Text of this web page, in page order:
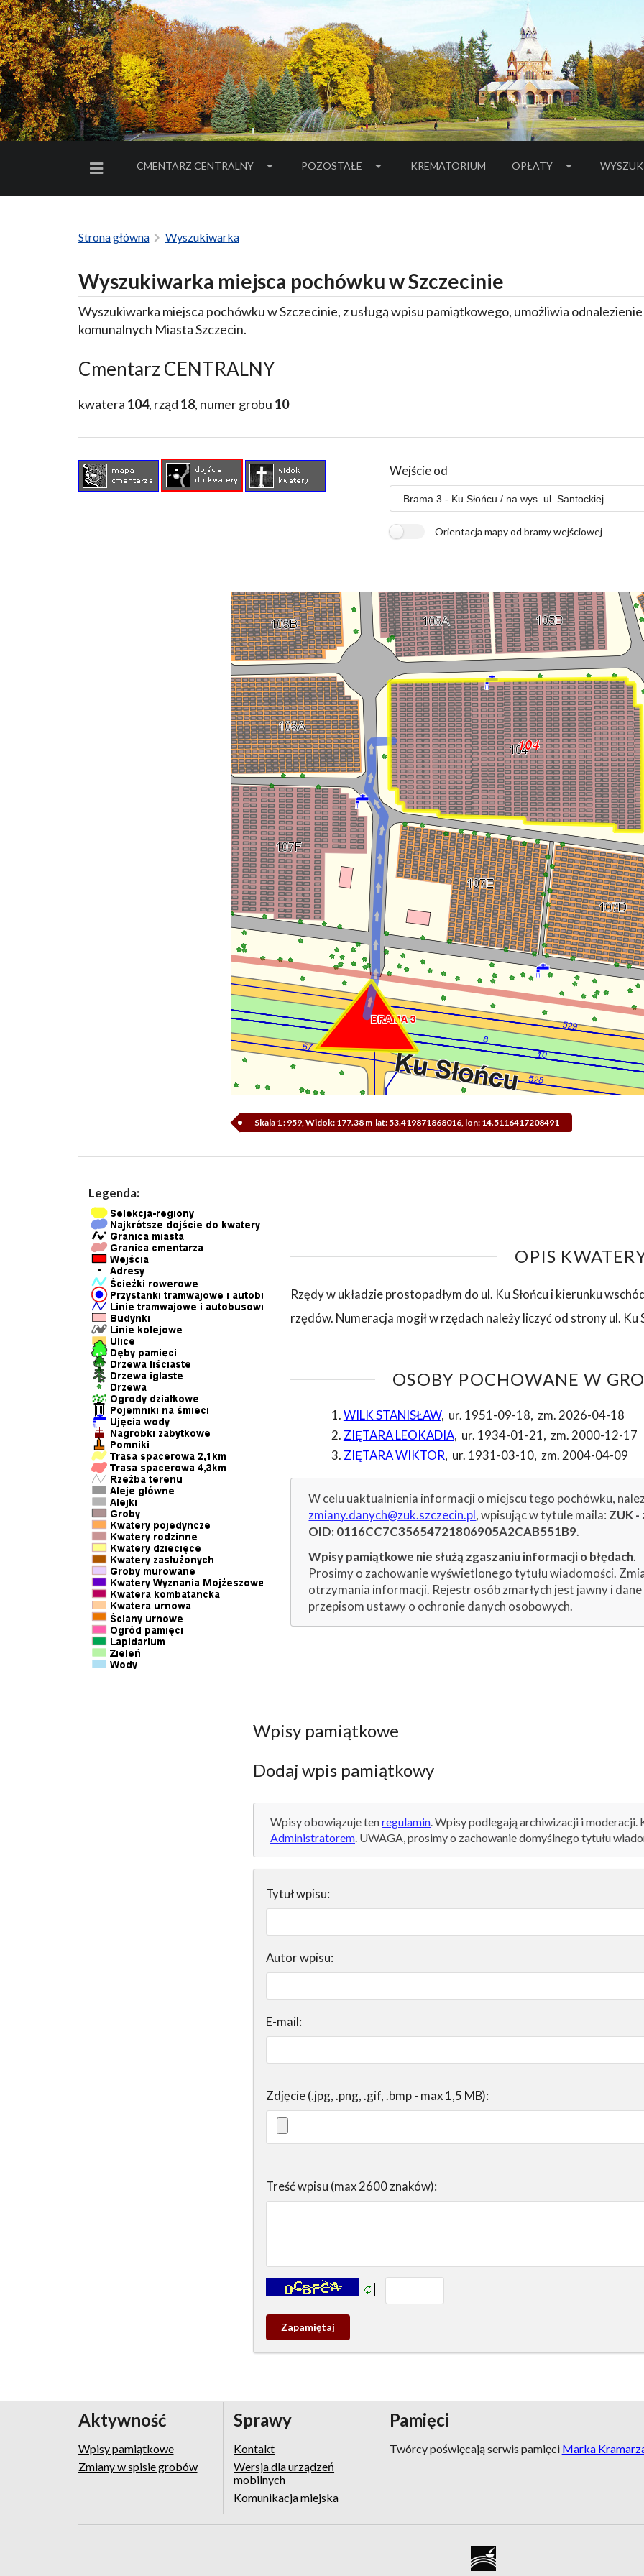
MENU BOCZNE
CMENTARZ CENTRALNY POZOSTAŁE KREMATORIUM OPŁATY
Strona główna Wyszukiwarka
Wyszukiwarka miejsca pochówku w Szczecinie
Wyszukiwarka miejsca pochówku w Szczecinie, z usługą wpisu pamiątkowego, umożliwia
komunalnych Miasta Szczecin.
Cmentarz CENTRALNY
kwatera 104, rząd 18, numer grobu 10
Wejście od
Orientacja mapy od bramy wejściowej
Skala 1 : 959, Widok: 177.38 m lat: 53.419871868016, lon: 14.5116417208491
Legenda:
OPIS
Rzędy w układzie prostopadłym do ul. Ku Słońcu i kierunku
rzędów. Numeracja mogił w rzędach należy liczyć od strony ul. Ku
OSOBY POCHOWANE W
WILK STANISŁAW, ur. 1951-09-18, zm. 2026-04-18
ZIĘTARA LEOKADIA, ur. 1934-01-21, zm. 2000-12-17
ZIĘTARA WIKTOR, ur. 1931-03-10, zm. 2004-04-09
W celu uaktualnienia informacji o miejscu tego pochówku,
zmiany.danych@zuk.szczecin.pl, wpisując w tytule maila: ZUK -
OID: 0116CC7C35654721806905A2CAB551B9.
Wpisy pamiątkowe nie służą zgaszaniu informacji o błędach.
Prosimy o zachowanie wyświetlonego tytułu wiadomości.
otrzymania informacji. Rejestr osób zmarłych jest jawny i
przepisom ustawy o ochronie danych osobowych.
Wpisy pamiątkowe
Dodaj wpis pamiątkowy
Wpisy obowiązuje tenregulamin. Wpisy podlegają archiwizacji i moderacji.
Administratorem. UWAGA, prosimy o zachowanie domyślnego tytułu
Tytuł wpisu:
Autor wpisu:
E-mail:
Zdjęcie (.jpg, .png, .gif, .bmp - max 1,5 MB):
Treść wpisu (max 2600 znaków):
Kontrola - wprowadź tekst z obrazka:
Zapamietaj
wpis
Aktywność
Wpisy pamiątkowe
Zmiany w spisie grobów
Sprawy
Kontakt
Wersja dla urządzeń
mobilnych
Komunikacja miejska
Pamięci
Twórcy poświęcają serwis pamięci Marka